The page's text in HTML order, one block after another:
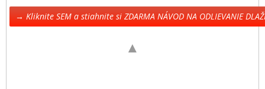
→ Kliknite SEM a stiahnite si ZDARMA NÁVOD NA ODLIEVANIE
▲